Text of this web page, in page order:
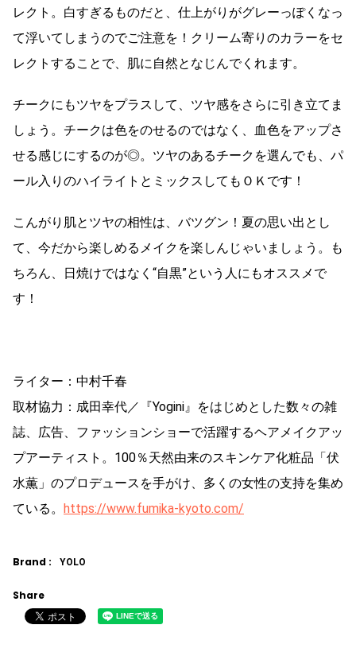
レクト。白すぎるものだと、仕上がりがグレーっぽくなっ
て浮いてしまうのでご注意を！クリーム寄りのカラーをセ
レクトすることで、肌に自然となじんでくれます。
チークにもツヤをプラスして、ツヤ感をさらに引き立てま
しょう。チークは色をのせるのではなく、血色をアップさ
せる感じにするのが◎。ツヤのあるチークを選んでも、パ
ール入りのハイライトとミックスしてもＯＫです！
こんがり肌とツヤの相性は、バツグン！夏の思い出とし
て、今だから楽しめるメイクを楽しんじゃいましょう。も
ちろん、日焼けではなく“自黒”という人にもオススメで
す！
ライター：中村千春
取材協力：成田幸代／『Yogini』をはじめとした数々の雑
誌、広告、ファッションショーで活躍するヘアメイクアッ
プアーティスト。100％天然由来のスキンケア化粧品「伏
水薫」のプロデュースを手がけ、多くの女性の支持を集め
ている。 https://www.fumika-kyoto.com/
Brand : YOLO
Share